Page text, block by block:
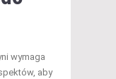
wymaga
aby